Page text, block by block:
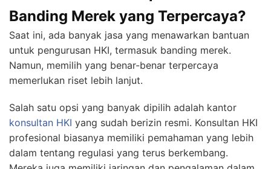
Banding Merek yang Terpercaya?
Saat ini, ada banyak jasa yang menawarkan bantuan
untuk pengurusan HKI, termasuk banding merek.
Namun, memilih yang benar-benar terpercaya
memerlukan riset lebih lanjut.
Salah satu opsi yang banyak dipilih adalah kantor
konsultan HKI yang sudah berizin resmi. Konsultan HKI
profesional biasanya memiliki pemahaman yang lebih
dalam tentang regulasi yang terus berkembang.